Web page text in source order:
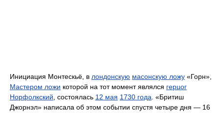
Инициация Монтескьё, в лондонскую масонскую ложу «Горн»,
Мастером ложи которой на тот момент являлся герцог
Норфолкский , состоялась 12 мая 1730 года . «Бритиш
Джорнэл» написала об этом событии спустя четыре дня — 16